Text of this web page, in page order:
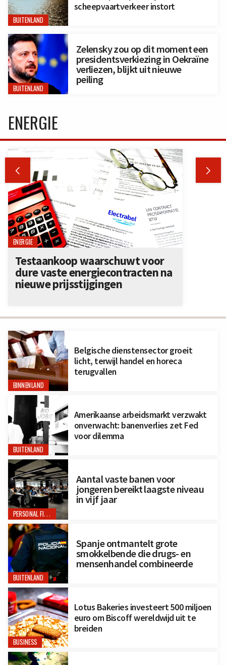
BUITENLAND
scheepvaartverkeer instort
BUITENLAND
Zelensky zou op dit moment een
presidentsverkiezing in Oekraïne
verliezen, blijkt uit nieuwe
peiling
BINNENLAND
Belgische dienstensector groeit
licht, terwijl handel en horeca
terugvallen
BUITENLAND
Amerikaanse arbeidsmarkt verzwakt
onverwacht: banenverlies zet Fed
voor dilemma
PERSONAL FINANCE
Aantal vaste banen voor
jongeren bereikt laagste niveau
in vijf jaar
BUITENLAND
Spanje ontmantelt grote
smokkelbende die drugs- en
mensenhandel combineerde
BUSINESS
Lotus Bakeries investeert 500 miljoen
euro om Biscoff wereldwijd uit te
breiden
ENERGIE
 
ENERGIE
Testaankoop waarschuwt voor
dure vaste energiecontracten na
nieuwe prijsstijgingen